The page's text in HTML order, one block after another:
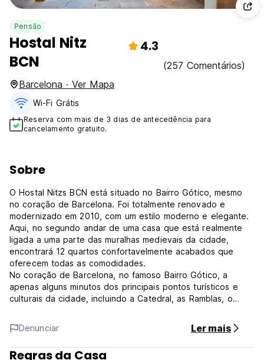
Pensão
Hostal Nitz
BCN
4.3
(257 Comentários)
Barcelona · Ver Mapa
Wi-Fi Grátis
Reserva com mais de 3 dias de antecedência para
cancelamento gratuito.
Sobre
O Hostal Nitzs BCN está situado no Bairro Gótico, mesmo
no coração de Barcelona. Foi totalmente renovado e
modernizado em 2010, com um estilo moderno e elegante.
Aqui, no segundo andar de uma casa que está realmente
ligada a uma parte das muralhas medievais da cidade,
encontrará 12 quartos confortavelmente acabados que
oferecem todas as comodidades.
No coração de Barcelona, no famoso Bairro Gótico, a
apenas alguns minutos dos principais pontos turísticos e
culturais da cidade, incluindo a Catedral, as Ramblas, o
Moderna e muito mais...
Os visitantes do Hostal Nitzs BCN apreciam a sua excelente
localização, as boas ligações de transportes e a atenção
individual prestada aos hóspedes.
Denunciar Ler mais
Regras da Casa